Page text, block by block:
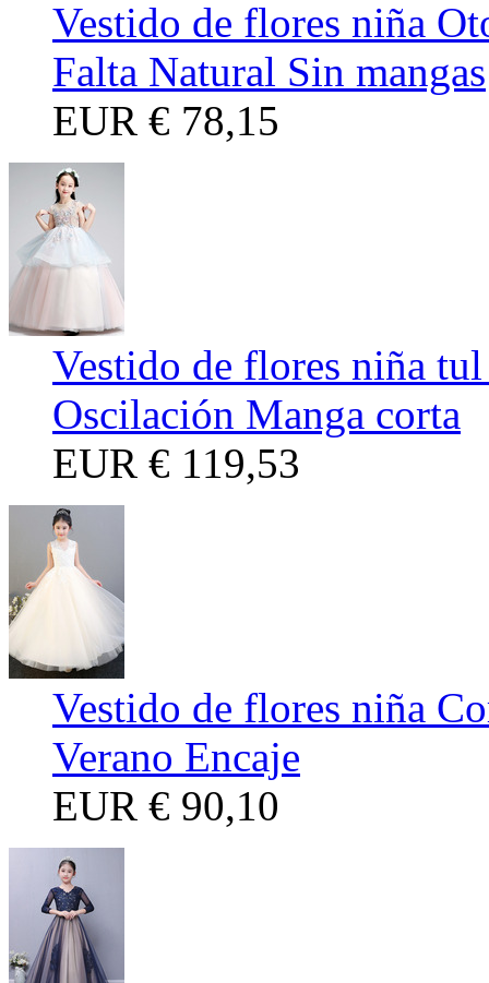
Vestido de flores niña
Falta Natural Sin mangas
EUR € 78,15
Vestido de flores niña
Oscilación Manga corta
EUR € 119,53
Vestido de flores niña
Verano Encaje
EUR € 90,10